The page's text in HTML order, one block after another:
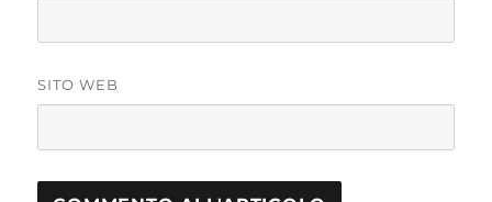
SITO WEB